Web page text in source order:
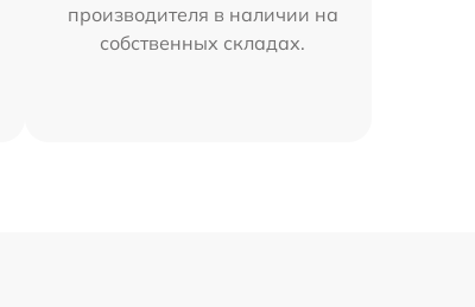
производителя в наличии на
собственных складах.